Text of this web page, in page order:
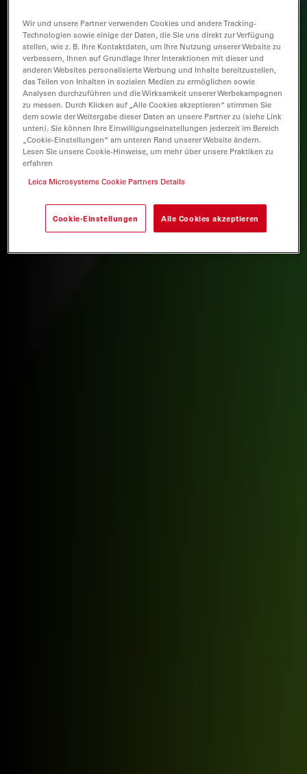
Wir und unsere Partner verwenden Cookies und andere Tracking-
Technologien sowie einige der Daten, die Sie uns direkt zur Verfügung
stellen, wie z. B. Ihre Kontaktdaten, um Ihre Nutzung unserer Website zu
verbessern, Ihnen auf Grundlage Ihrer Interaktionen mit dieser und
anderen Websites personalisierte Werbung und Inhalte bereitzustellen,
das Teilen von Inhalten in sozialen Medien zu ermöglichen sowie
Analysen durchzuführen und die Wirksamkeit unserer Werbekampagnen
zu messen. Durch Klicken auf „Alle Cookies akzeptieren“ stimmen Sie
dem sowie der Weitergabe dieser Daten an unsere Partner zu (siehe Link
unten). Sie können Ihre Einwilligungseinstellungen jederzeit im Bereich
„Cookie-Einstellungen“ am unteren Rand unserer Website ändern.
Lesen Sie unsere Cookie-Hinweise, um mehr über unsere Praktiken zu
erfahren
Leica Microsystems Cookie Partners Details
Cookie-Einstellungen Alle Cookies akzeptieren